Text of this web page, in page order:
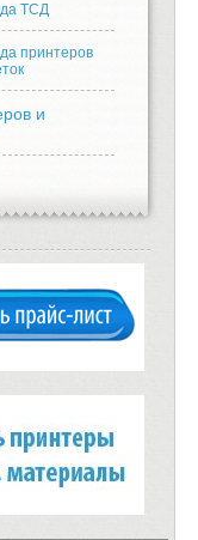
ТСД
принтеров
и